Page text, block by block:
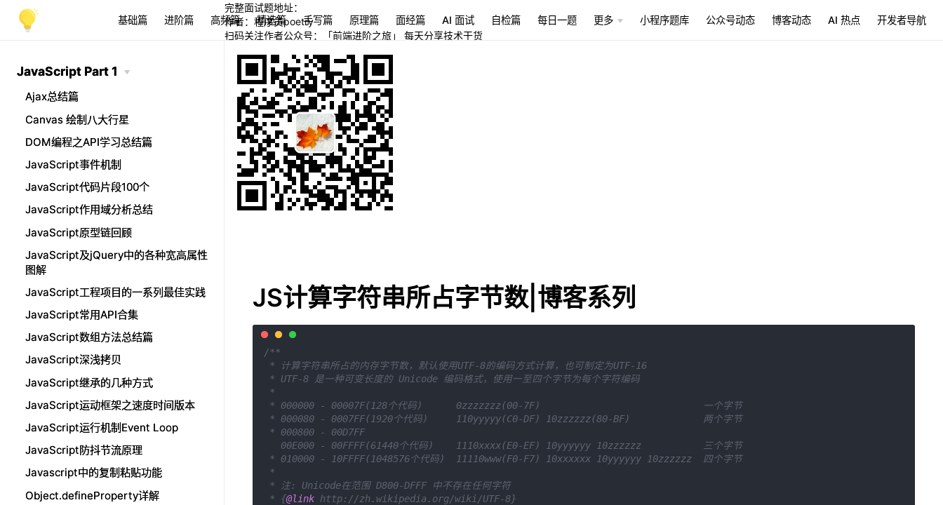
基础篇 进阶篇 高频篇 精选篇 手写篇 原理篇 面经篇 AI 面试 自检篇 每日一题 更多 小程序题库 公众号动态 博客动态 AI 热点 开发者导航
完整面试题地址：
作者：程序员poetry
扫码关注作者公众号：「前端进阶之旅」 每天分享技术干货
JS计算字符串所占字节数|博客系列
/**
* 计算字符串所占的内存字节数，默认使用UTF-8的编码方式计算，也可制定为UTF-16
* UTF-8 是一种可变长度的 Unicode 编码格式，使用一至四个字节为每个字符编码
*
* 000000 - 00007F(128个代码)      0zzzzzzz(00-7F)                             一个字节
* 000080 - 0007FF(1920个代码)     110yyyyy(C0-DF) 10zzzzzz(80-BF)             两个字节
* 000800 - 00D7FF
   00E000 - 00FFFF(61440个代码)    1110xxxx(E0-EF) 10yyyyyy 10zzzzzz           三个字节
* 010000 - 10FFFF(1048576个代码)  11110www(F0-F7) 10xxxxxx 10yyyyyy 10zzzzzz  四个字节
*
* 注: Unicode在范围 D800-DFFF 中不存在任何字符
* {@link http://zh.wikipedia.org/wiki/UTF-8}
JavaScript Part 1
Ajax总结篇
Canvas 绘制八大行星
DOM编程之API学习总结篇
JavaScript事件机制
JavaScript代码片段100个
JavaScript作用域分析总结
JavaScript原型链回顾
JavaScript及jQuery中的各种宽高属性
图解
JavaScript工程项目的一系列最佳实践
JavaScript常用API合集
JavaScript数组方法总结篇
JavaScript深浅拷贝
JavaScript继承的几种方式
JavaScript运动框架之速度时间版本
JavaScript运行机制Event Loop
JavaScript防抖节流原理
Javascript中的复制粘贴功能
Object.defineProperty详解
JavaScript Part 1
Ajax总结篇
Canvas 绘制八大行星
DOM编程之API学习总结篇
JavaScript事件机制
JavaScript代码片段100个
JavaScript作用域分析总结
JavaScript原型链回顾
JavaScript及jQuery中的各种宽高属性
图解
JavaScript工程项目的一系列最佳实践
JavaScript常用API合集
JavaScript数组方法总结篇
JavaScript深浅拷贝
JavaScript继承的几种方式
JavaScript运动框架之速度时间版本
JavaScript运行机制Event Loop
JavaScript防抖节流原理
Javascript中的复制粘贴功能
Object.defineProperty详解